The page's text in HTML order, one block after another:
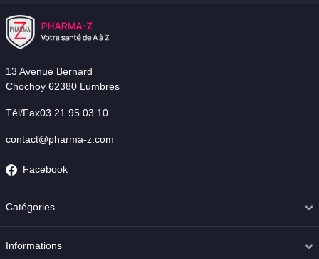
13 Avenue Bernard
Chochoy 62380 Lumbres
Tél/Fax03.21.95.03.10
contact@pharma-z.com
Facebook
Catégories
Informations